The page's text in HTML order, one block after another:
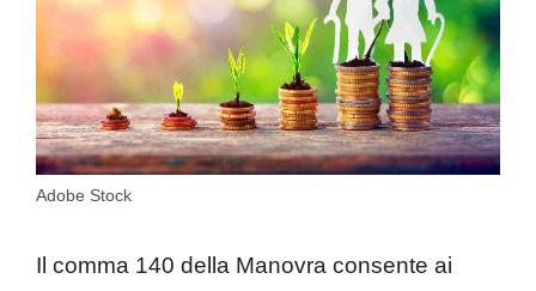
Adobe Stock
Il comma 140 della Manovra consente ai